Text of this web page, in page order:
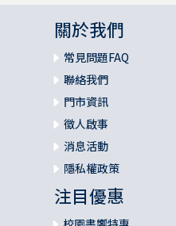
關於我們
常見問題FAQ
聯絡我們
門市資訊
徵人啟事
消息活動
隱私權政策
注目優惠